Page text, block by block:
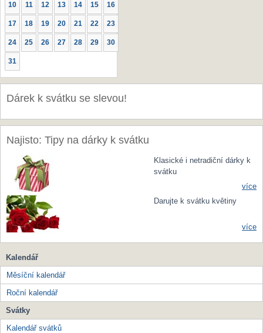
10 11 12 13 14 15 16
17 18 19 20 21 22 23
24 25 26 27 28 29 30
31
Dárek k svátku se slevou!
Najisto: Tipy na dárky k svátku
Klasické i netradiční dárky k
svátku
více
Darujte k svátku květiny
více
Kalendář
Měsíční kalendář
Roční kalendář
Svátky
Kalendář svátků